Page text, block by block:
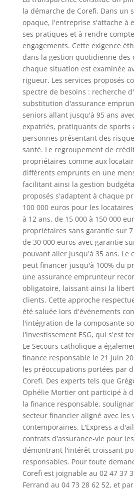
la démarche de Corefi. Dans un
opaque, l'entreprise s'attache à
ses pratiques et à rendre
engagements. Cette exigence
dans la gestion quotidienne des
chaque situation est examinée
rigueur. Les services proposés
spectre de besoins : recherche
substitution d'assurance
seniors allant jusqu'à 95 ans
expatriés, pratiquants de sports
personnes présentant des
santé. Le regroupement de
propriétaires comme aux
différents emprunts en une
facilitant ainsi la gestion
proposés s'adaptent à chaque
100 000 euros pour les
à 12 ans, de 15 000 à 150 000
propriétaires sans garantie sur
de 30 000 euros avec garantie
pouvant aller jusqu'à 35 ans. Le
peut financer jusqu'à 100% du
une assurance emprunteur
obligatoire, laissant ainsi la
clients. Cette approche
été saluée lors d'événements
l'intégration de la composante
l'investissement ESG, qui s'est
Le Secours catholique a
finance responsable le 21 juin
les préoccupations portées par
Corefi. Des experts tels que
Ophélie Mortier ont participé à
la finance responsable,
secteur financier aligné avec les
contemporaines. L'Express a
contrats d'assurance-vie pour
démontrant l'intérêt croissant
responsables. Pour toute
Corefi est joignable au 02 47 37
Ferrand au 04 73 28 62 52, et